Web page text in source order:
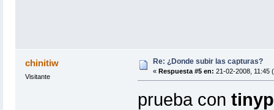
chinitiw
Visitante
Re: ¿Donde subir las capturas?
« Respuesta #5 en: 21-02-2008, 11:45
prueba con